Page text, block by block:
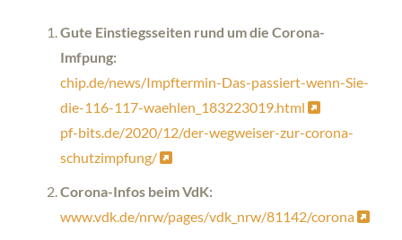
Gute Einstiegsseiten rund um die Corona-
Imfpung:
chip.de/news/Impftermin-Das-passiert-wenn-Sie-
die-116-117-waehlen_183223019.html
pf-bits.de/2020/12/der-wegweiser-zur-corona-
schutzimpfung/
Corona-Infos beim VdK:
www.vdk.de/nrw/pages/vdk_nrw/81142/corona